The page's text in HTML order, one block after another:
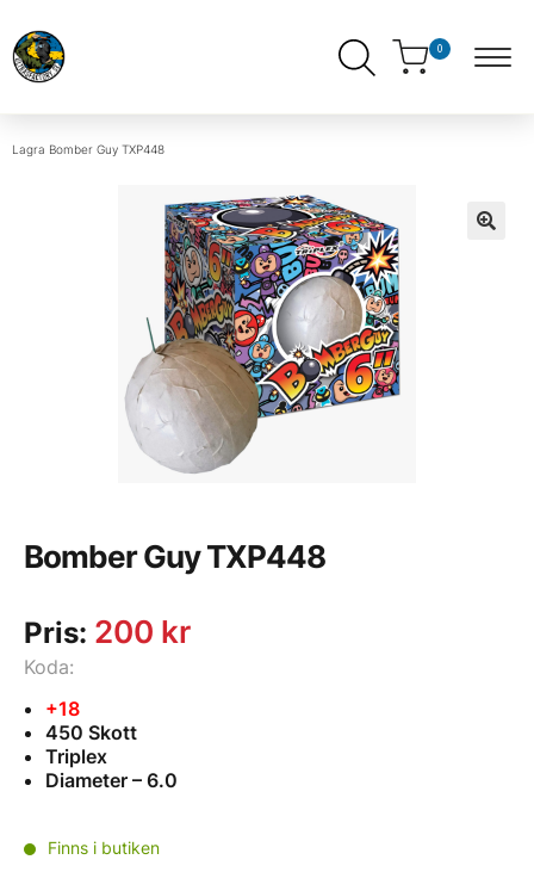
0
Lagra Bomber Guy TXP448
Bomber Guy TXP448
Koda:
+18
450 Skott
Triplex
Diameter – 6.0
Finns i butiken
Pris: 200 kr